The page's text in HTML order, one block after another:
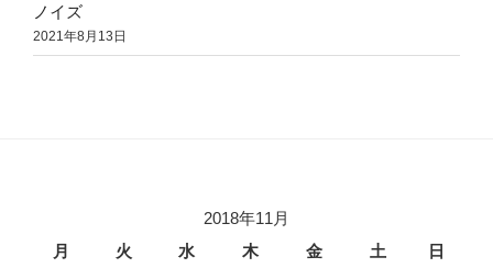
ノイズ
2021年8月13日
2018年11月
月
火 水 木 金 土 日